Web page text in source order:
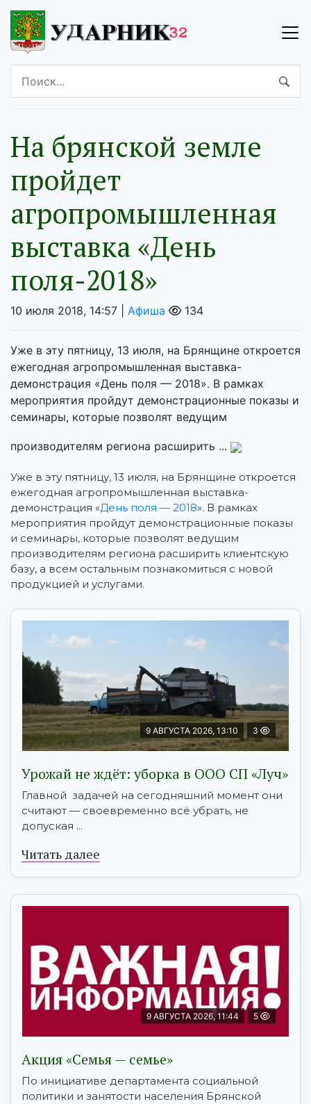
На брянской земле
пройдет
агропромышленная
выставка «День
поля-2018»
10 июля 2018, 14:57 | Афиша 134
Уже в эту пятницу, 13 июля, на Брянщине откроется
ежегодная агропромышленная выставка-
демонстрация «День поля — 2018». В рамках
мероприятия пройдут демонстрационные показы и
семинары, которые позволят ведущим
производителям региона расширить ...
Уже в эту пятницу, 13 июля, на Брянщине откроется
ежегодная агропромышленная выставка-
демонстрация «День поля — 2018». В рамках
мероприятия пройдут демонстрационные показы
и семинары, которые позволят ведущим
производителям региона расширить клиентскую
базу, а всем остальным познакомиться с новой
продукцией и услугами.
9 АВГУСТА 2026, 13:10 3
Урожай не ждёт: уборка в ООО СП «Луч»
Главной задачей на сегодняшний момент они
считают — своевременно всё убрать, не
допуская ...
Читать далее
9 АВГУСТА 2026, 11:44 5
Акция «Семья — семье»
По инициативе департамента социальной
политики и занятости населения Брянской